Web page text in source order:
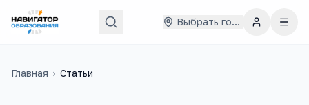
Выбрать город
Главная › Статьи